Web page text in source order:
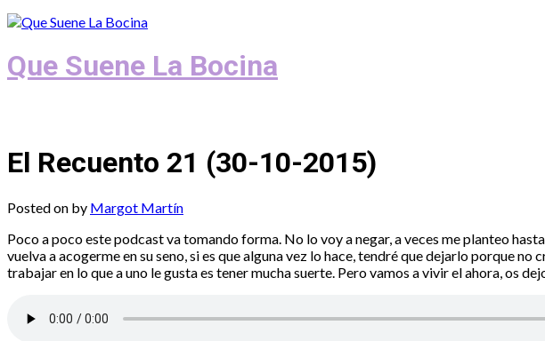
Que Suene La Bocina
El Recuento 21 (30-10-2015)
Posted on by Margot Martín
Poco a poco este podcast va tomando forma. No lo voy a negar, a veces me planteo
vuelva a acogerme en su seno, si es que alguna vez lo hace, tendré que dejarlo porque
trabajar en lo que a uno le gusta es tener mucha suerte. Pero vamos a vivir el ahora, os